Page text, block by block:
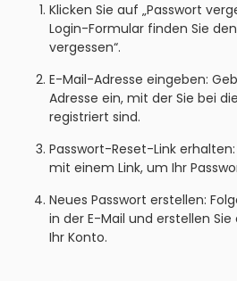
Klicken Sie auf „Passwort
Login-Formular finden Sie den
vergessen“.
E-Mail-Adresse eingeben:
Adresse ein, mit der Sie bei
registriert sind.
Passwort-Reset-Link
mit einem Link, um Ihr
Neues Passwort erstellen:
in der E-Mail und erstellen
Ihr Konto.